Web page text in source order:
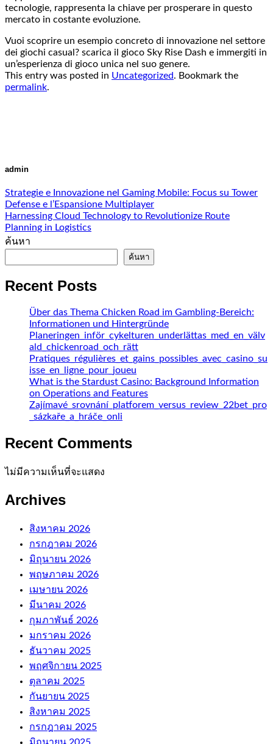
tecnologie, rappresenta la chiave per prosperare in questo
mercato in costante evoluzione.
Vuoi scoprire un esempio concreto di innovazione nel settore
dei giochi casual? scarica il gioco Sky Rise Dash e immergiti in
un’esperienza di gioco unica nel suo genere.
This entry was posted in Uncategorized. Bookmark the
permalink.
admin
Strategie e Innovazione nel Gaming Mobile: Focus su Tower
Defense e l’Espansione Multiplayer
Harnessing Cloud Technology to Revolutionize Route
Planning in Logistics
ค้นหา
ค้นหา
Recent Posts
Über das Thema Chicken Road im Gambling-Bereich:
Informationen und Hintergründe
Planeringen_inför_cykelturen_underlättas_med_en_välv
ald_chickenroad_och_rätt
Pratiques_régulières_et_gains_possibles_avec_casino_su
isse_en_ligne_pour_joueu
What is the Stardust Casino: Background Information
on Operations and Features
Zajímavé_srovnání_platforem_versus_review_22bet_pro
_sázkaře_a_hráče_onli
Recent Comments
ไม่มีความเห็นที่จะแสดง
Archives
สิงหาคม 2026
กรกฎาคม 2026
มิถุนายน 2026
พฤษภาคม 2026
เมษายน 2026
มีนาคม 2026
กุมภาพันธ์ 2026
มกราคม 2026
ธันวาคม 2025
พฤศจิกายน 2025
ตุลาคม 2025
กันยายน 2025
สิงหาคม 2025
กรกฎาคม 2025
มิถุนายน 2025